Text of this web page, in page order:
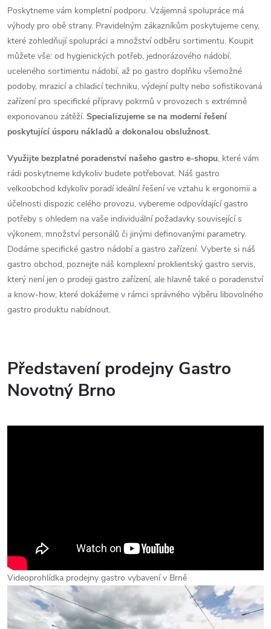
Poskytneme vám kompletní podporu. Vzájemná spolupráce má
výhody pro obě strany. Pravidelným zákazníkům poskytujeme ceny,
které zohledňují spolupráci a množství odběru sortimentu. Koupit
můžete vše: od hygienických potřeb, jednorázového nádobí,
uceleného sortimentu nádobí, až po gastro doplňku všemožné
podoby, mrazicí a chladicí techniku, výdejní pulty nebo sofistikovaná
zařízení pro specifické přípravy pokrmů v provozech s extrémně
exponovanou zátěží. Specializujeme se na moderní řešení
poskytující úsporu nákladů a dokonalou obslužnost.
Využijte bezplatné poradenství našeho gastro e-shopu, které vám
rádi poskytneme kdykoliv budete potřebovat. Náš gastro
velkoobchod kdykoliv poradí ideální řešení ve vztahu k ergonomii a
účelnosti dispozic celého provozu, vybereme odpovídající gastro
potřeby s ohledem na vaše individuální požadavky související s
výkonem, množství personálů či jinými definovanými parametry.
Dodáme specifické gastro nádobí a gastro zařízení. Vyberte si náš
gastro obchod, poznejte náš komplexní proklientský gastro servis,
který není jen o prodeji gastro zařízení, ale hlavně také o poradenství
a know-how, které dokážeme v rámci správného výběru libovolného
gastro produktu nabídnout.
Představení prodejny Gastro
Novotný Brno
Videoprohlídka prodejny gastro vybavení v Brně